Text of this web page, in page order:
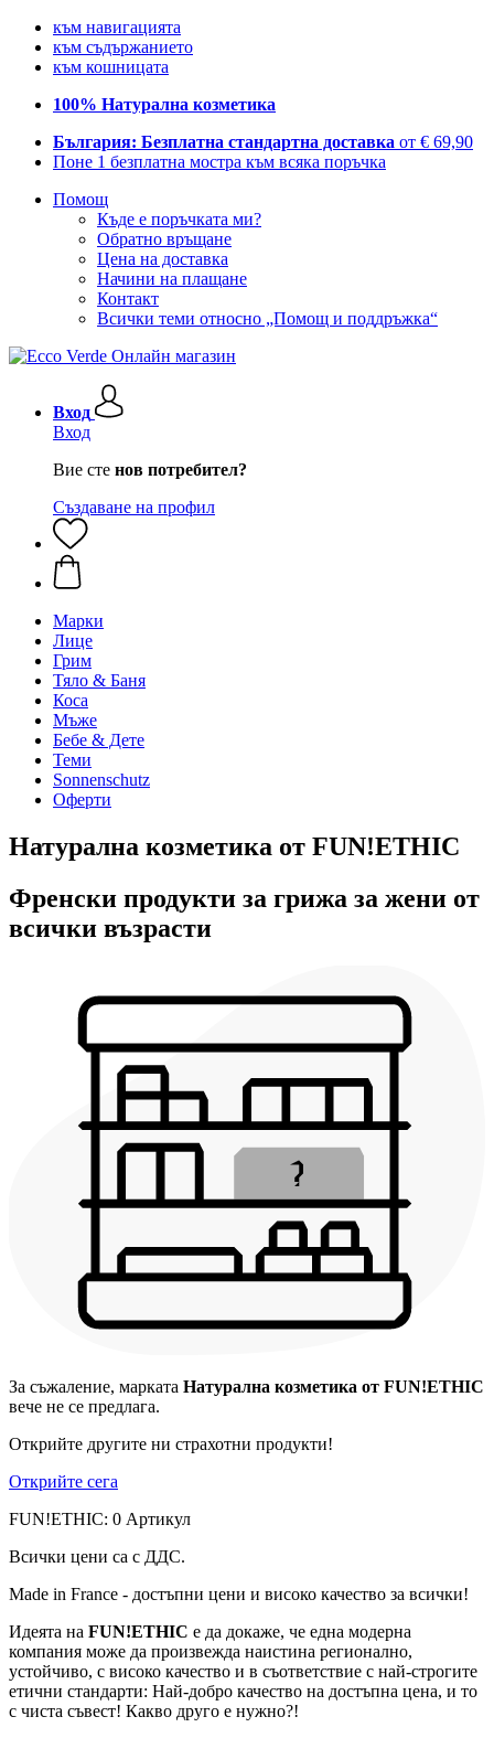
към навигацията
към съдържанието
към кошницата
100% Натурална козметика
България: Безплатна стандартна доставка от € 69,90
Поне 1 безплатна мостра към всяка поръчка
Помощ
Къде е поръчката ми?
Обратно връщане
Цена на доставка
Начини на плащане
Контакт
Всички теми относно „Помощ и поддръжка“
Вход
Вход
Вие сте нов потребител?
Създаване на профил
Марки
Лице
Грим
Тяло & Баня
Коса
Мъже
Бебе & Дете
Теми
Sonnenschutz
Оферти
Натурална козметика от FUN!ETHIC
Френски продукти за грижа за жени от
всички възрасти
За съжаление, марката Натурална козметика от FUN!ETHIC
вече не се предлага.
Открийте другите ни страхотни продукти!
Открийте сега
FUN!ETHIC: 0 Артикул
Всички цени са с ДДС.
Made in France - достъпни цени и високо качество за всички!
Идеята на FUN!ETHIC е да докаже, че една модерна
компания може да произвежда наистина регионално,
устойчиво, с високо качество и в съответствие с най-строгите
етични стандарти: Най-добро качество на достъпна цена, и то
с чиста съвест! Какво друго е нужно?!